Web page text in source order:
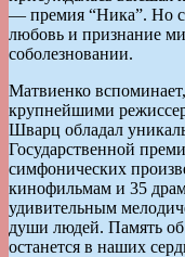
— премия “Ника”. Но
любовь и признание
соболезновании.
Матвиенко
крупнейшими
Шварц обладал
Государственной
симфонических
кинофильмам и 35
удивительным
души людей. Память
останется в наших